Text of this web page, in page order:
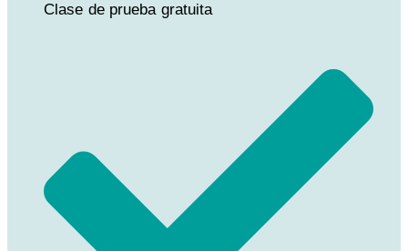
Clase de prueba gratuita